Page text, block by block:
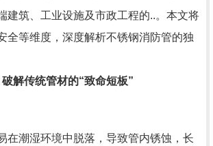
建筑、工业设施及市政工程的..。本文将
全等维度，深度解析不锈钢消防管的独
解传统管材的“致命短板”
在潮湿环境中脱落，导致管内锈蚀，长